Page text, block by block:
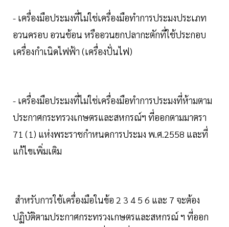
- เครื่องมือประมงที่ไม่ใช่เครื่องมือทำการประมงประเภท
อวนครอบ อวนช้อน หรืออวนยกปลากะตักที่ใช้ประกอบ
เครื่องกำเนิดไฟฟ้า (เครื่องปั่นไฟ)
- เครื่องมือประมงที่ไม่ใช่เครื่องมือทำการประมงที่ห้ามตาม
ประกาศกระทรวงเกษตรและสหกรณ์ฯ ที่ออกตามมาตรา
71 (1) แห่งพระราชกำหนดการประมง พ.ศ.2558 และที่
แก้ไขเพิ่มเติม
สำหรับการใช้เครื่องมือในข้อ 2 3 4 5 6 และ 7 จะต้อง
ปฏิบัติตามประกาศกระทรวงเกษตรและสหกรณ์ ฯ ที่ออก